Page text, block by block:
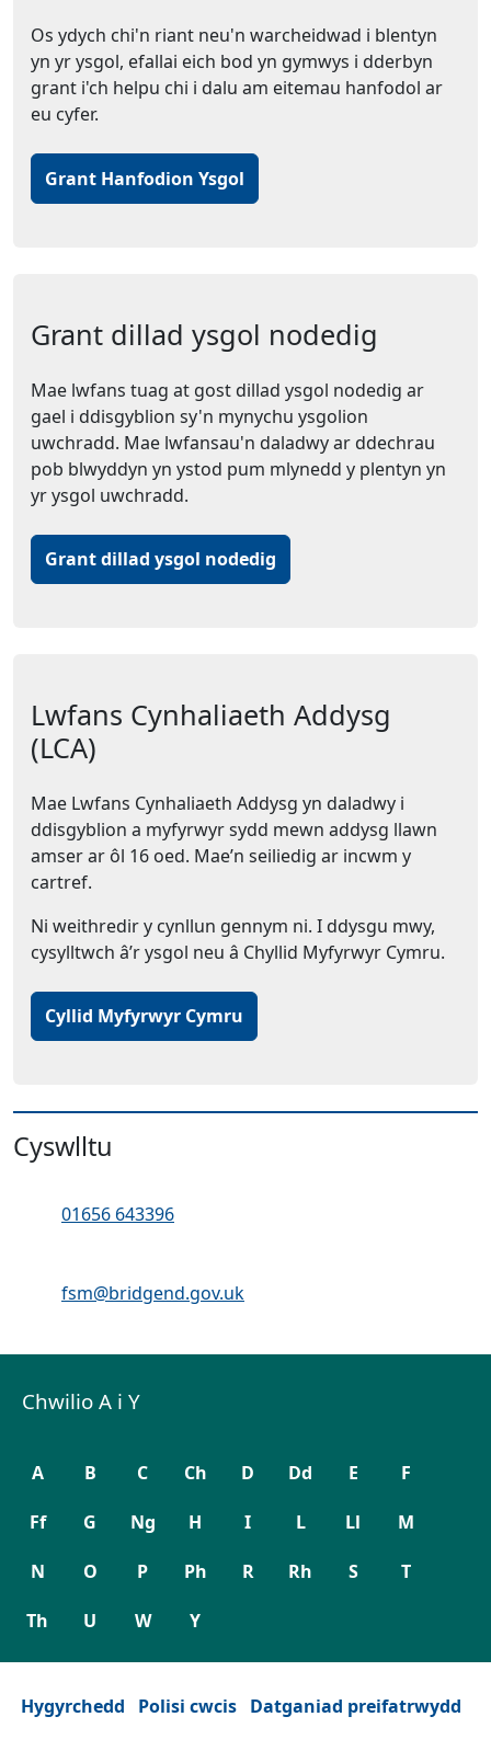
Os ydych chi'n riant neu'n warcheidwad i blentyn
yn yr ysgol, efallai eich bod yn gymwys i dderbyn
grant i'ch helpu chi i dalu am eitemau hanfodol ar
eu cyfer.
Grant Hanfodion Ysgol
Grant dillad ysgol nodedig
Mae lwfans tuag at gost dillad ysgol nodedig ar
gael i ddisgyblion sy'n mynychu ysgolion
uwchradd. Mae lwfansau'n daladwy ar ddechrau
pob blwyddyn yn ystod pum mlynedd y plentyn yn
yr ysgol uwchradd.
Grant dillad ysgol nodedig
Lwfans Cynhaliaeth Addysg
(LCA)
Mae Lwfans Cynhaliaeth Addysg yn daladwy i
ddisgyblion a myfyrwyr sydd mewn addysg llawn
amser ar ôl 16 oed. Mae’n seiliedig ar incwm y
cartref.
Ni weithredir y cynllun gennym ni. I ddysgu mwy,
cysylltwch â’r ysgol neu â Chyllid Myfyrwyr Cymru.
Cyllid Myfyrwyr Cymru
Cyswlltu
Ffôn:
01656 643396
Cyfeiriad ebost:
fsm@bridgend.gov.uk
Chwilio A i Y
A B C Ch D Dd E F
Ff G Ng H I L Ll M
N O P Ph R Rh S T
Th U W Y
Hygyrchedd Polisi cwcis Datganiad preifatrwydd